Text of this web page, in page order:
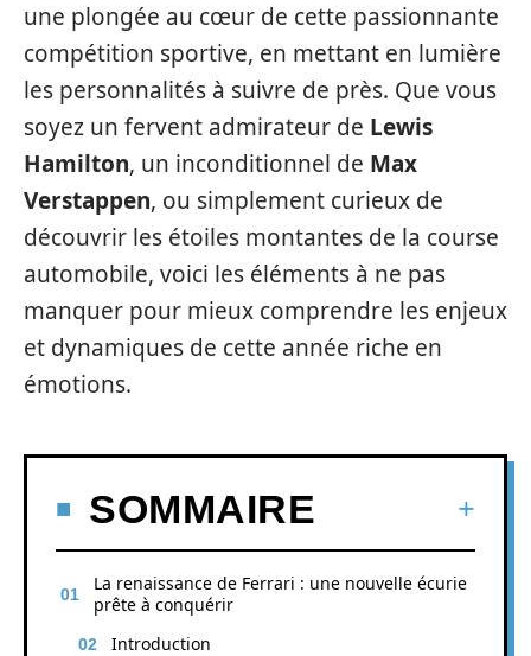
une plongée au cœur de cette passionnante
compétition sportive, en mettant en lumière
les personnalités à suivre de près. Que vous
soyez un fervent admirateur de Lewis
Hamilton, un inconditionnel de Max
Verstappen, ou simplement curieux de
découvrir les étoiles montantes de la course
automobile, voici les éléments à ne pas
manquer pour mieux comprendre les enjeux
et dynamiques de cette année riche en
émotions.
SOMMAIRE
La renaissance de Ferrari : une nouvelle écurie
prête à conquérir
Introduction